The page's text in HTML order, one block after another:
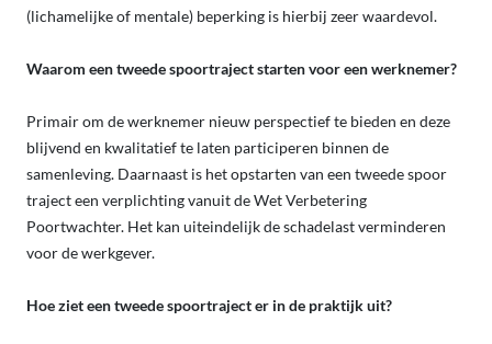
(lichamelijke of mentale) beperking is hierbij zeer waardevol.
Waarom een tweede spoortraject starten voor een werknemer?
Primair om de werknemer nieuw perspectief te bieden en deze
blijvend en kwalitatief te laten participeren binnen de
samenleving. Daarnaast is het opstarten van een tweede spoor
traject een verplichting vanuit de Wet Verbetering
Poortwachter. Het kan uiteindelijk de schadelast verminderen
voor de werkgever.
Hoe ziet een tweede spoortraject er in de praktijk uit?